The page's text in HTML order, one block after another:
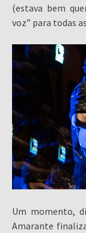
(estava bem
voz” para todas
Um momento,
Amarante